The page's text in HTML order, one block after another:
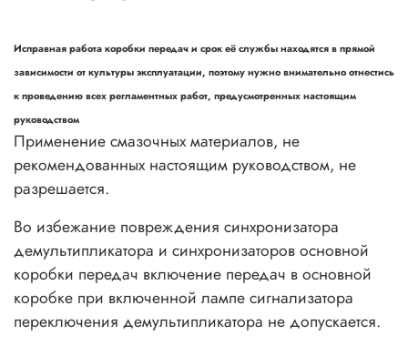
Исправная работа коробки передач и срок её службы находятся в прямой
зависимости от культуры эксплуатации, поэтому нужно внимательно отнестись
к проведению всех регламентных работ, предусмотренных настоящим
руководством
Применение смазочных материалов, не
рекомендованных настоящим руководством, не
разрешается.
Во избежание повреждения синхронизатора
демультипликатора и синхронизаторов основной
коробки передач включение передач в основной
коробке при включенной лампе сигнализатора
переключения демультипликатора не допускается.